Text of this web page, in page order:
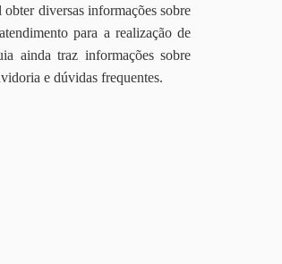
diversas informações sobre
para a realização de
ainda traz informações sobre
e dúvidas frequentes.